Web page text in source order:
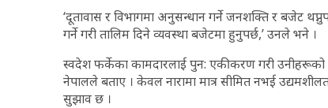
‘दूतावास र विभागमा अनुसन्धान गर्ने जनशक्ति र बजेट
गर्ने गरी तालिम दिने व्यवस्था बजेटमा हुनुपर्छ,’ उनले भने ।
स्वदेश फर्केका कामदारलाई पुन: एकीकरण गरी
नेपालले बताए । केवल नारामा मात्र सीमित नभई
सुझाव छ ।